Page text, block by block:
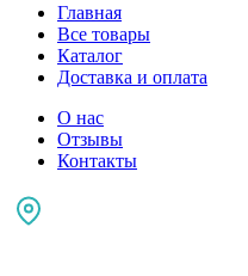
Главная
Все товары
Каталог
Доставка и оплата
О нас
Отзывы
Контакты